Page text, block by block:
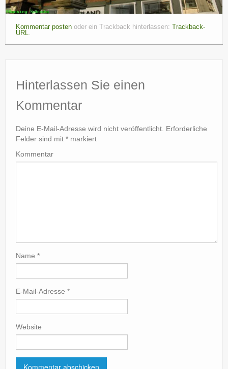
Kommentar posten oder ein Trackback hinterlassen:
Trackback-
URL.
Hinterlassen Sie einen
Kommentar
Deine E-Mail-Adresse wird nicht veröffentlicht. Erforderliche
Felder sind mit * markiert
Kommentar
Name *
E-Mail-Adresse *
Website